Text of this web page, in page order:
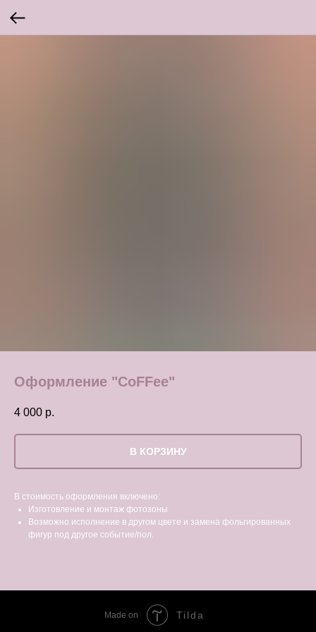
Оформление "CoFFee"
4 000 р.
В КОРЗИНУ
В стоимость оформления включено:
Изготовление и монтаж фотозоны
Возможно исполнение в другом цвете и замена фольгированных
фигур под другое событие/пол.
Made on Tilda